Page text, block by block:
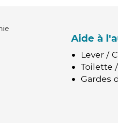
Aide à
Lever /
Toilette
Gardes